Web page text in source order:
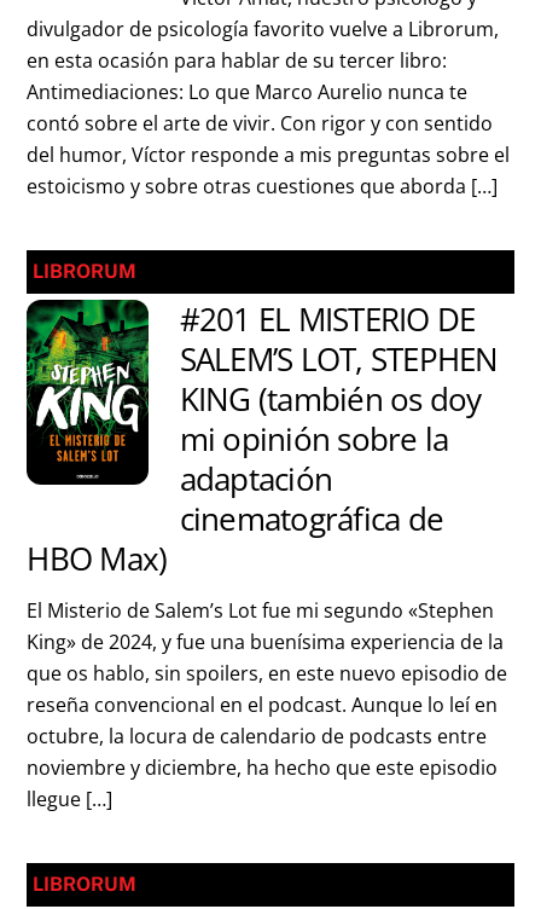
divulgador de psicología favorito vuelve a Librorum,
en esta ocasión para hablar de su tercer libro:
Antimediaciones: Lo que Marco Aurelio nunca te
contó sobre el arte de vivir. Con rigor y con sentido
del humor, Víctor responde a mis preguntas sobre el
estoicismo y sobre otras cuestiones que aborda […]
LIBRORUM
#201 EL MISTERIO DE
SALEM’S LOT, STEPHEN
KING (también os doy
mi opinión sobre la
adaptación
cinematográfica de
HBO Max)
El Misterio de Salem’s Lot fue mi segundo «Stephen
King» de 2024, y fue una buenísima experiencia de la
que os hablo, sin spoilers, en este nuevo episodio de
reseña convencional en el podcast. Aunque lo leí en
octubre, la locura de calendario de podcasts entre
noviembre y diciembre, ha hecho que este episodio
llegue […]
LIBRORUM